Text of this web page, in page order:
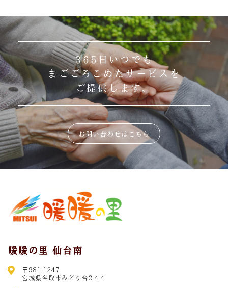
365日いつでも
まごごろこめたサービスを
ご提供します。
お問い合わせはこちら
暖暖の里 仙台南
〒981-1247
宮城県名取市みどり台2-4-4